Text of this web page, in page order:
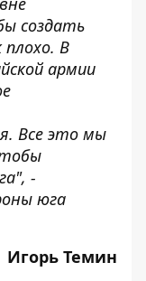
создать
В
армии
Все это мы
-
юга
Игорь Темин